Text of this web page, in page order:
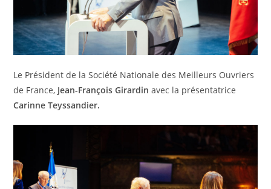
Le Président de la Société Nationale des Meilleurs Ouvriers
de France, Jean-François Girardinavec la présentatrice
Carinne Teyssandier.